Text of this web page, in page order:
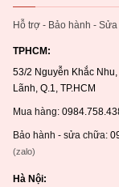
Hỗ trợ - Bảo hành -
TPHCM:
53/2 Nguyễn Khắc Nhu,
Lãnh, Q.1, TP.HCM
Mua hàng:
Bảo hành - sửa chữa:
(zalo)
Hà Nội: